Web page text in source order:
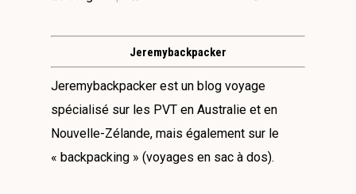
Jeremybackpacker
Jeremybackpacker est un blog voyage
spécialisé sur les PVT en Australie et en
Nouvelle-Zélande, mais également sur le
« backpacking » (voyages en sac à dos).